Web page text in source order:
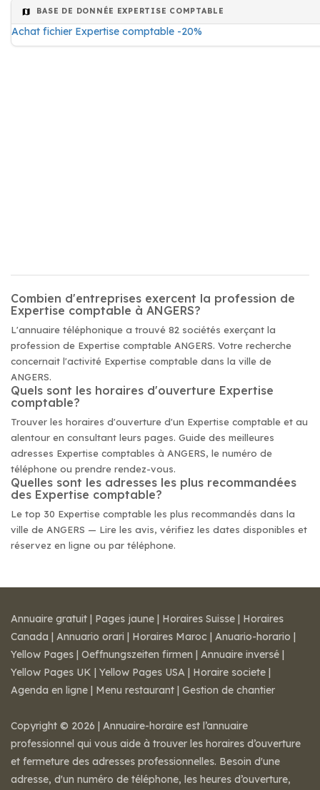
BASE DE DONNÉE EXPERTISE COMPTABLE
Achat fichier Expertise comptable -20%
Combien d'entreprises exercent la profession de
Expertise comptable à ANGERS?
L'annuaire téléphonique a trouvé 82 sociétés exerçant la
profession de Expertise comptable ANGERS. Votre recherche
concernait l'activité Expertise comptable dans la ville de
ANGERS.
Quels sont les horaires d'ouverture Expertise
comptable?
Trouver les horaires d'ouverture d'un Expertise comptable et au
alentour en consultant leurs pages. Guide des meilleures
adresses Expertise comptables à ANGERS, le numéro de
téléphone ou prendre rendez-vous.
Quelles sont les adresses les plus recommandées
des Expertise comptable?
Le top 30 Expertise comptable les plus recommandés dans la
ville de ANGERS — Lire les avis, vérifiez les dates disponibles et
réservez en ligne ou par téléphone.
Annuaire gratuit | Pages jaune | Horaires Suisse | Horaires
Canada | Annuario orari | Horaires Maroc | Anuario-horario |
Yellow Pages | Oeffnungszeiten firmen | Annuaire inversé |
Yellow Pages UK | Yellow Pages USA | Horaire societe |
Agenda en ligne | Menu restaurant | Gestion de chantier
Copyright © 2026 | Annuaire-horaire est l’annuaire
professionnel qui vous aide à trouver les horaires d’ouverture
et fermeture des adresses professionnelles. Besoin d'une
adresse, d'un numéro de téléphone, les heures d’ouverture,